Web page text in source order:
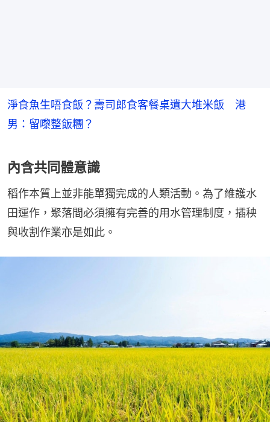
淨食魚生唔食飯？壽司郎食客餐桌遺大堆米飯 港
男：留嚟整飯糰？
內含共同體意識
稻作本質上並非能單獨完成的人類活動。為了維護水
田運作，聚落間必須擁有完善的用水管理制度，插秧
與收割作業亦是如此。